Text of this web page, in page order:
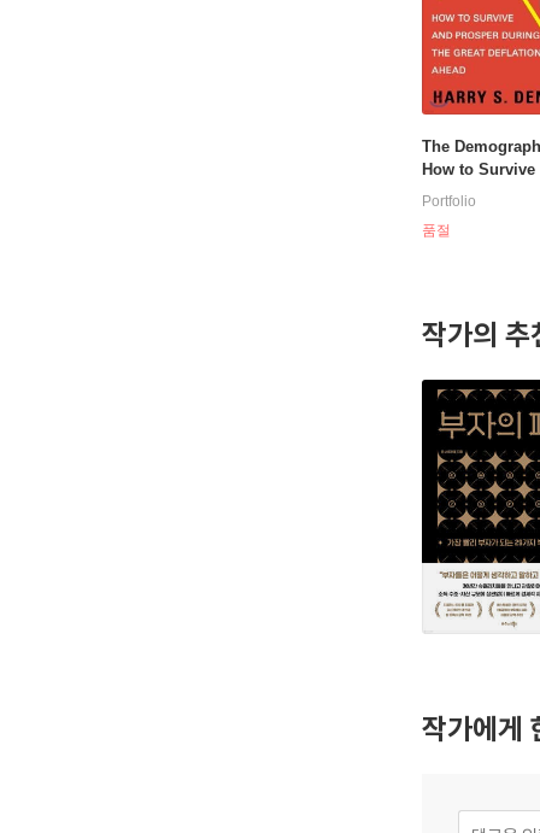
The
How to Survive
osper During
Portfolio
품절
작가의 추
작가에게